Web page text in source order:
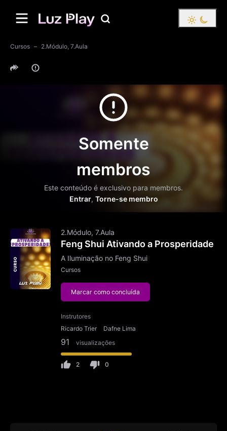
Cursos 2.Módulo, 7.Aula
Somente
membros
Este conteúdo é exclusivo para membros.
Entrar, Torne-se membro
2.Módulo, 7.Aula
Feng Shui Ativando a Prosperidade
A Iluminação no Feng Shui
Cursos
Marcar como concluída
Instrutores
Ricardo Trier
Dafne Lima
91 visualizações
2 0